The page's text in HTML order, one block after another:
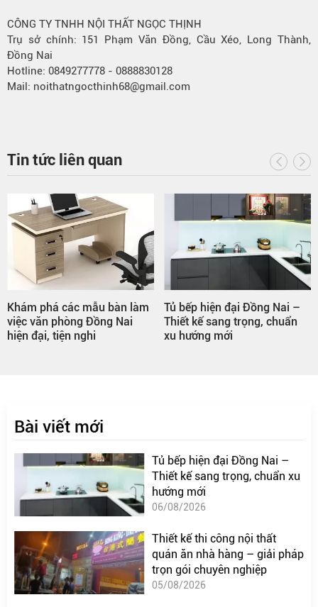
CÔNG TY TNHH NỘI THẤT NGỌC THỊNH
Trụ sở chính: 151 Phạm Văn Đồng, Cầu Xéo, Long Thành,
Đồng Nai
Hotline: 0849277778 - 0888830128
Mail: noithatngocthinh68@gmail.com
Tin tức liên quan
Khám phá các mẫu bàn làm
việc văn phòng Đồng Nai
hiện đại, tiện nghi
Tủ bếp hiện đại Đồng Nai –
Thiết kế sang trọng, chuẩn
xu hướng mới
Bài viết mới
Tủ bếp hiện đại Đồng Nai –
Thiết kế sang trọng, chuẩn xu
hướng mới
06/08/2026
Thiết kế thi công nội thất
quán ăn nhà hàng – giải pháp
trọn gói chuyên nghiệp
05/08/2026